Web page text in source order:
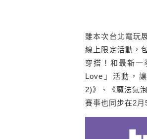
雖本次台北電玩
線上限定活動，
穿搭！和最新
Love」活動，
2)》、《魔法氣
賽事也同步在2月